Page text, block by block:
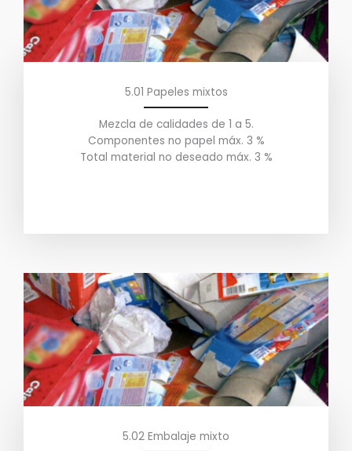
5.01 Papeles mixtos
Mezcla de calidades de 1 a 5.
Componentes no papel máx. 3 %
Total material no deseado máx. 3 %
5.02 Embalaje mixto